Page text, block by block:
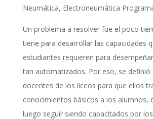
Neumática, Electroneumática
Un problema a resolver fue el poco
tiene para desarrollar las capacidades
estudiantes requieren para
tan automatizados. Por eso, se definió
docentes de los liceos para que ellos
conocimientos básicos a los alumnos,
luego seguir siendo capacitados por